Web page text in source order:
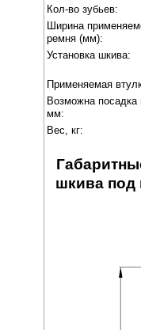
Кол-во зубьев:
Ширина
ремня (мм):
Установка шкива:
Применяемая
Возможна посадка
мм:
Вес, кг:
шкива под